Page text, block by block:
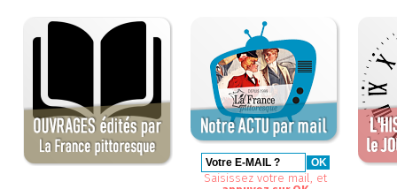
Saisissez votre mail, et